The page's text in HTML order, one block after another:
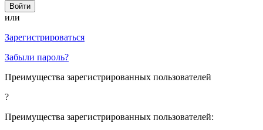
или
Зарегистрироваться
Забыли пароль?
Преимущества зарегистрированных пользователей
?
Преимущества зарегистрированных пользователей: